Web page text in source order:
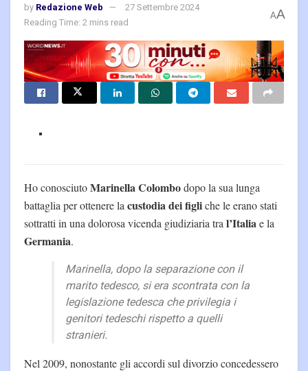
by Redazione Web
27 Settembre 2024
Reading Time: 2 mins read
AA
Ho conosciutoMarinella Colombodopo la sua lunga
battaglia per ottenere la custodia dei figliche le erano stati
sottratti in una dolorosa vicenda giudiziaria tra l’Italiae la
Germania.
Marinella, dopo la separazione con il
marito tedesco, si era scontrata con la
legislazione tedesca che privilegia i
genitori tedeschi rispetto a quelli
stranieri.
Nel 2009, nonostante gli accordi sul divorzio concedessero